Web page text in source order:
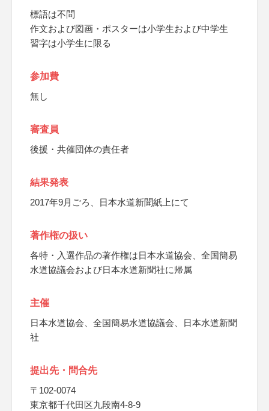
標語は不問
作文および図画・ポスターは小学生および中学生
習字は小学生に限る
参加費
無し
審査員
後援・共催団体の責任者
結果発表
2017年9月ごろ、日本水道新聞紙上にて
著作権の扱い
各特・入選作品の著作権は日本水道協会、全国簡易
水道協議会および日本水道新聞社に帰属
主催
日本水道協会、全国簡易水道協議会、日本水道新聞
社
提出先・問合先
〒102-0074
東京都千代田区九段南4-8-9